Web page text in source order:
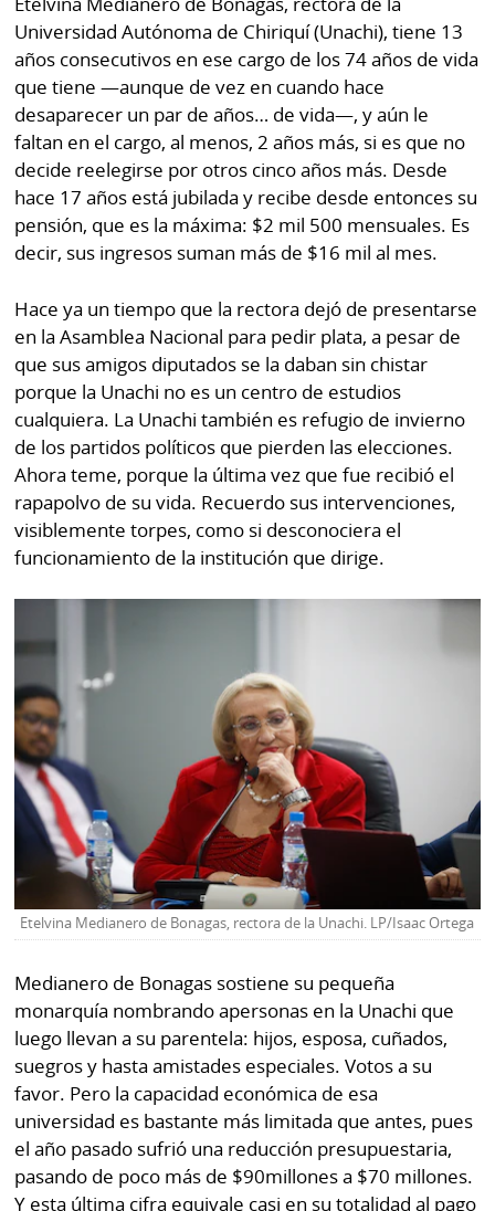
Buscador
Comunicados
Catálogos
Lotería
Kiosko
digital
RSS
Temas
Autores
Notas
al
lector
prácticas
OTROS
SITIOS
Metro
por
Metro
Tus
Tiquetes
Cero
KM
Corprensa
Mi
Diario
Ellas
Club
Hoy
por
Hoy
Picante
La
Repregunta
⌾
Tal
Cual
Sabrina
Sin
Censura
Universidad Autónoma de Chiriquí (Unachi), tiene 13
años consecutivos en ese cargo de los 74 años de vida
que tiene —aunque de vez en cuando hace
desaparecer un par de años… de vida—, y aún le
faltan en el cargo, al menos, 2 años más, si es que no
decide reelegirse por otros cinco años más. Desde
hace 17 años está jubilada y recibe desde entonces su
pensión, que es la máxima: $2 mil 500 mensuales. Es
decir, sus ingresos suman más de $16 mil al mes.
Hace ya un tiempo que la rectora dejó de presentarse
en la Asamblea Nacional para pedir plata, a pesar de
que sus amigos diputados se la daban sin chistar
porque la Unachi no es un centro de estudios
cualquiera. La Unachi también es refugio de invierno
de los partidos políticos que pierden las elecciones.
Ahora teme, porque la última vez que fue recibió el
rapapolvo de su vida. Recuerdo sus intervenciones,
visiblemente torpes, como si desconociera el
funcionamiento de la institución que dirige.
Etelvina Medianero de Bonagas, rectora de la Unachi. LP/Isaac Ortega
Medianero de Bonagas sostiene su pequeña
monarquía nombrando apersonas en la Unachi que
luego llevan a su parentela: hijos, esposa, cuñados,
suegros y hasta amistades especiales. Votos a su
favor. Pero la capacidad económica de esa
universidad es bastante más limitada que antes, pues
el año pasado sufrió una reducción presupuestaria,
pasando de poco más de $90millones a $70 millones.
Y esta última cifra equivale casi en su totalidad al pago